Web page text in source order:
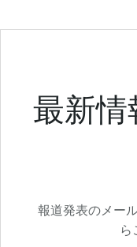
最新情
報道発表のメー
ら